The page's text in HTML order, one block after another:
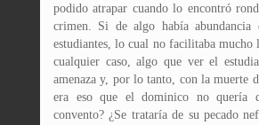
podido atrapar cuando lo encontró
crimen. Si de algo había abundancia
estudiantes, lo cual no facilitaba mucho
cualquier caso, algo que ver el
amenaza y, por lo tanto, con la muerte
era eso que el dominico no quería
convento? ¿Se trataría de su pecado